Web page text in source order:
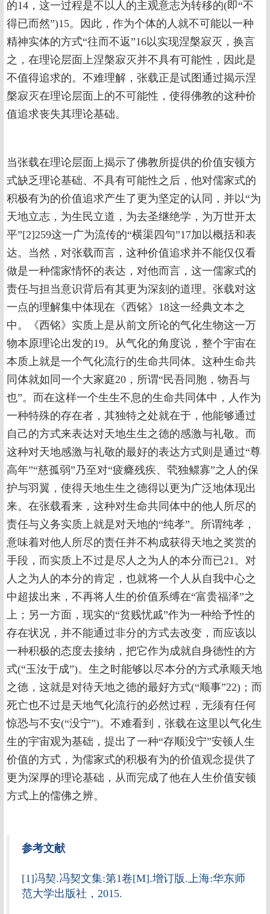
的14，这一过程是不以人的主观意志为转移的(即“不
得已而然”)15。因此，作为个体的人就不可能以一种
精神实体的方式“往而不返”16以实现涅槃寂灭，换言
之，在理论层面上涅槃寂灭并不具有可能性，因此是
不值得追求的。不难理解，张载正是试图通过揭示涅
槃寂灭在理论层面上的不可能性，使得佛教的这种价
值追求丧失其理论基础。
当张载在理论层面上揭示了佛教所提供的价值安顿方
式缺乏理论基础、不具有可能性之后，他对儒家式的
积极有为的价值追求产生了更为坚定的认同，并以“为
天地立志，为生民立道，为去圣继绝学，为万世开太
平”[2]259这一广为流传的“横渠四句”17加以概括和表
达。当然，对张载而言，这种价值追求并不能仅仅看
做是一种儒家情怀的表达，对他而言，这一儒家式的
责任与担当意识背后有其更为深刻的道理。张载对这
一点的理解集中体现在《西铭》18这一经典文本之
中。《西铭》实质上是从前文所论的气化生物这一万
物本原理论出发的19。从气化的角度说，整个宇宙在
本质上就是一个气化流行的生命共同体。这种生命共
同体就如同一个大家庭20，所谓“民吾同胞，物吾与
也”。而在这样一个生生不息的生命共同体中，人作为
一种特殊的存在者，其独特之处就在于，他能够通过
自己的方式来表达对天地生生之德的感激与礼敬。而
这种对天地感激与礼敬的最好的表达方式则是通过“尊
高年”“慈孤弱”乃至对“疲癃残疾、茕独鳏寡”之人的保
护与羽翼，使得天地生生之德得以更为广泛地体现出
来。在张载看来，这种对生命共同体中的他人所尽的
责任与义务实质上就是对天地的“纯孝”。所谓纯孝，
意味着对他人所尽的责任并不构成获得天地之奖赏的
手段，而实质上不过是尽人之为人的本分而已21。对
人之为人的本分的肯定，也就将一个人从自我中心之
中超拔出来，不再将人生的价值系缚在“富贵福泽”之
上；另一方面，现实的“贫贱忧戚”作为一种给予性的
存在状况，并不能通过非分的方式去改变，而应该以
一种积极的态度去接纳，把它作为成就自身德性的方
式(“玉汝于成”)。生之时能够以尽本分的方式承顺天地
之德，这就是对待天地之德的最好方式(“顺事”22)；而
死亡也不过是天地气化流行的必然过程，无须有任何
惊恐与不安(“没宁”)。不难看到，张载在这里以气化生
生的宇宙观为基础，提出了一种“存顺没宁”安顿人生
价值的方式，为儒家式的积极有为的价值观念提供了
更为深厚的理论基础，从而完成了他在人生价值安顿
方式上的儒佛之辨。
参考文献
[1]冯契.冯契文集:第1卷[M].增订版.上海:华东师
范大学出版社，2015.